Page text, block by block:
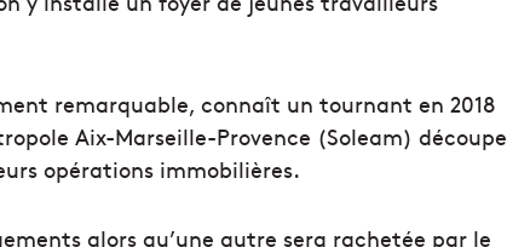
remarquable, connaît un tournant en 2018
Aix-Marseille-Provence (Soleam) découpe
opérations immobilières.
alors qu’une autre sera rachetée par le